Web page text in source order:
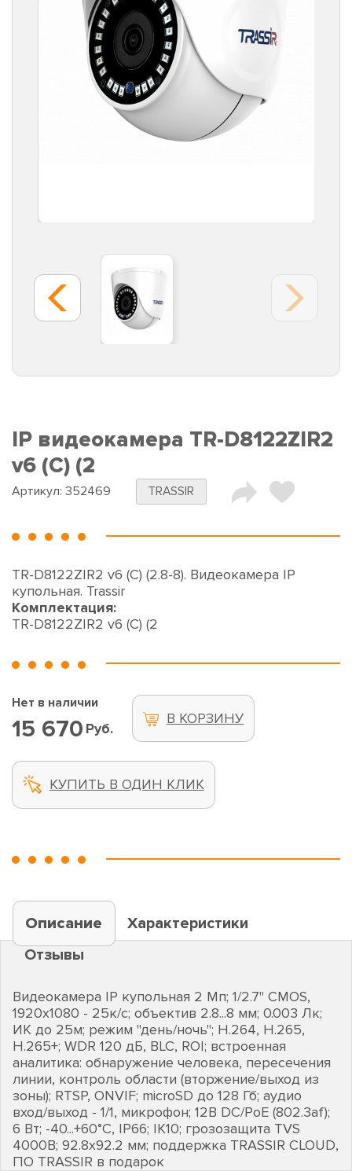
IP видеокамера TR-D8122ZIR2
v6 (C) (2
Артикул: 352469 TRASSIR
TR-D8122ZIR2 v6 (C) (2.8-8). Видеокамера IP
купольная. Trassir
Комплектация:
TR-D8122ZIR2 v6 (C) (2
Нет в наличии
15 670 Руб.
В КОРЗИНУ
КУПИТЬ В ОДИН КЛИК
Описание
Характеристики
Отзывы
Видеокамера IP купольная 2 Мп; 1/2.7" CMOS,
1920х1080 - 25к/с; объектив 2.8...8 мм; 0.003 Лк;
ИК до 25м; режим "день/ночь"; H.264, H.265,
H.265+; WDR 120 дБ, BLC, ROI; встроенная
аналитика: обнаружение человека, пересечения
линии, контроль области (вторжение/выход из
зоны); RTSP, ONVIF; microSD до 128 Гб; аудио
вход/выход - 1/1, микрофон; 12В DC/PoE (802.3af);
6 Вт; -40...+60°C, IP66; IK10; грозозащита TVS
4000В; 92.8х92.2 мм; поддержка TRASSIR CLOUD,
ПО TRASSIR в подарок